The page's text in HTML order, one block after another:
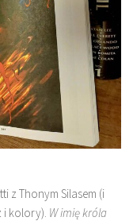
z Thonym Silasem (i
kolory). W imię króla